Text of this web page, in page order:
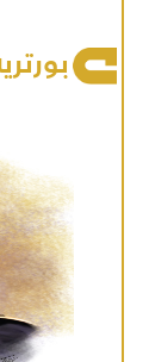
بورتريه